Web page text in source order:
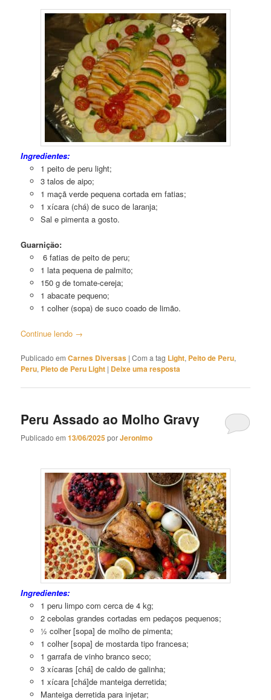
Ingredientes:
1 peito de peru light;
3 talos de aipo;
1 maçã verde pequena cortada em fatias;
1 xícara (chá) de suco de laranja;
Sal e pimenta a gosto.
Guarnição:
6 fatias de peito de peru;
1 lata pequena de palmito;
150 g de tomate-cereja;
1 abacate pequeno;
1 colher (sopa) de suco coado de limão.
Continue lendo →
Publicado em Carnes Diversas |Com a tag Light, Peito de Peru,
Peru, Pieto de Peru Light | Deixe uma resposta
Peru Assado ao Molho Gravy
Publicado em13/06/2025porJeronimo
Ingredientes:
1 peru limpo com cerca de 4 kg;
2 cebolas grandes cortadas em pedaços pequenos;
½ colher [sopa] de molho de pimenta;
1 colher [sopa] de mostarda tipo francesa;
1 garrafa de vinho branco seco;
3 xícaras [chá] de caldo de galinha;
1 xícara [chá]de manteiga derretida;
Manteiga derretida para injetar;